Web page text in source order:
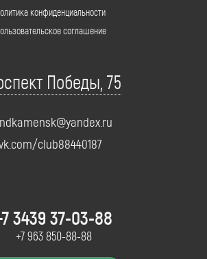
конфиденциальности
соглашение
Победы, 75
club88440187
3439 37-03-88
+7 963 850-88-88